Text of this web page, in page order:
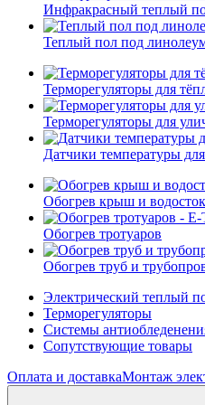
Инфракрасный теплый
Теплый пол под
Терморегуляторы для
Терморегуляторы для
Датчики температуры
Обогрев крыш и
Обогрев тротуаров
Обогрев труб и
Электрический теплый
Терморегуляторы
Системы
Сопутствующие товары
Оплата и доставкаМонтаж